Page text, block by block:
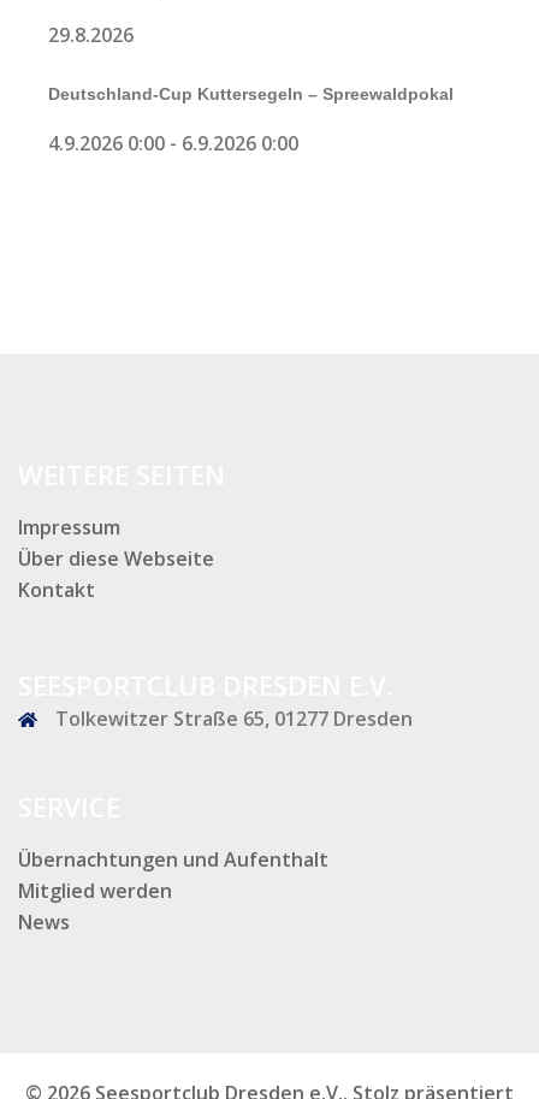
29.8.2026
Deutschland-Cup Kuttersegeln – Spreewaldpokal
4.9.2026 0:00 - 6.9.2026 0:00
Impressum
Über diese Webseite
Kontakt
Tolkewitzer Straße 65, 01277 Dresden
Übernachtungen und Aufenthalt
Mitglied werden
News
© 2026 Seesportclub Dresden e.V.. Stolz präsentiert